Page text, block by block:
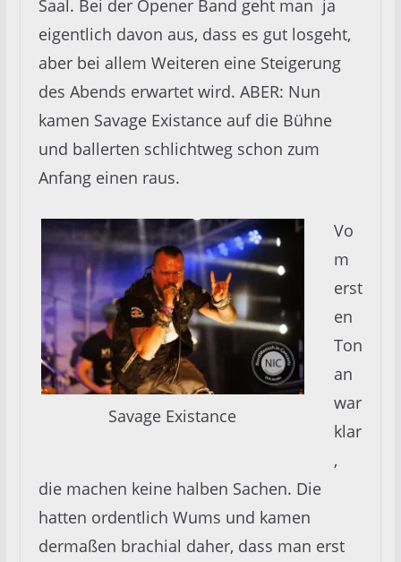
Saal. Bei der Opener Band geht man ja
eigentlich davon aus, dass es gut losgeht,
aber bei allem Weiteren eine Steigerung
des Abends erwartet wird. ABER: Nun
kamen Savage Existance auf die Bühne
und ballerten schlichtweg schon zum
Anfang einen raus.
Savage Existance
Vo
m
erst
en
Ton
an
war
klar
,
die machen keine halben Sachen. Die
hatten ordentlich Wums und kamen
dermaßen brachial daher, dass man erst